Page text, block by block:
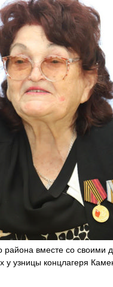
района вместе со своими
у узницы концлагеря